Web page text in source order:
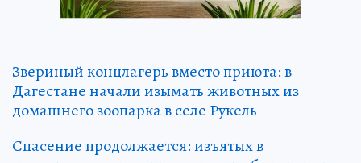
Звериный концлагерь вместо приюта: в
Дагестане начали изымать животных из
домашнего зоопарка в селе Рукель
Спасение продолжается: изъятых в